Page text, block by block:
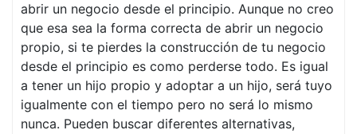
abrir un negocio desde el principio. Aunque no creo
que esa sea la forma correcta de abrir un negocio
propio, si te pierdes la construcción de tu negocio
desde el principio es como perderse todo. Es igual
a tener un hijo propio y adoptar a un hijo, será tuyo
igualmente con el tiempo pero no será lo mismo
nunca. Pueden buscar diferentes alternativas,